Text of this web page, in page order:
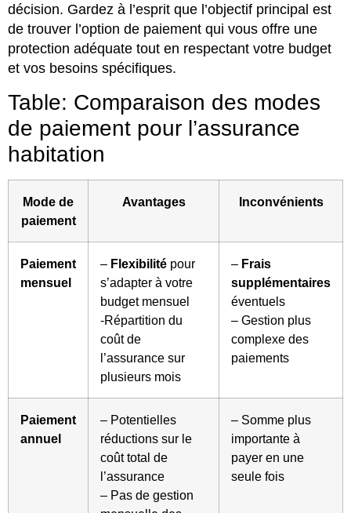
décision. Gardez à l’esprit que l’objectif principal est
de trouver l’option de paiement qui vous offre une
protection adéquate tout en respectant votre budget
et vos besoins spécifiques.
Table: Comparaison des modes
de paiement pour l’assurance
habitation
Mode de
paiement
Avantages Inconvénients
Paiement
mensuel
– Flexibilité pour
s’adapter à votre
budget mensuel
-Répartition du
coût de
l’assurance sur
plusieurs mois
– Frais
supplémentaires
éventuels
– Gestion plus
complexe des
paiements
Paiement
annuel
– Potentielles
réductions sur le
coût total de
l’assurance
– Pas de gestion
– Somme plus
importante à
payer en une
seule fois